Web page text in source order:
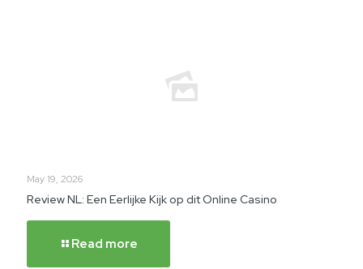
May 19, 2026
Review NL: Een Eerlijke Kijk op dit Online Casino
Read more